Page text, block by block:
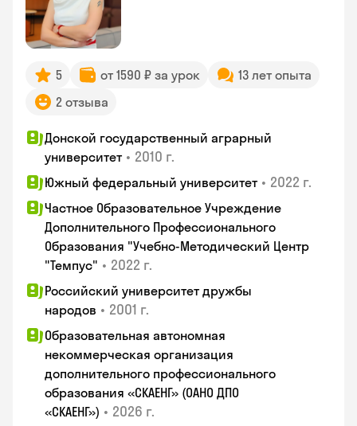
5 от 1590 ₽ за урок
13 лет опыта
2 отзыва
Донской государственный аграрный
университет • 2010 г.
Южный федеральный университет • 2022 г.
Частное Образовательное Учреждение
Дополнительного Профессионального
Образования "Учебно-Методический Центр
"Темпус" • 2022 г.
Российский университет дружбы
народов • 2001 г.
Образовательная автономная
некоммерческая организация
дополнительного профессионального
образования «СКАЕНГ» (ОАНО ДПО
«СКАЕНГ») • 2026 г.